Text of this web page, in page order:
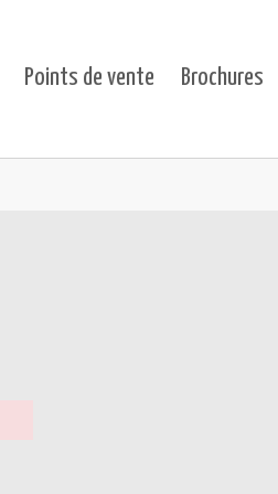
for "Projets"
Points de vente Brochures